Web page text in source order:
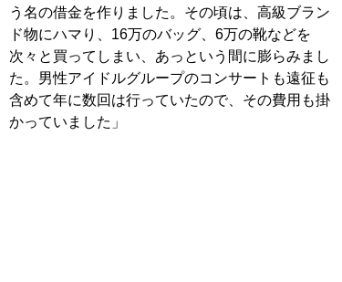
う名の借金を作りました。その頃は、高級ブラン
ド物にハマり、16万のバッグ、6万の靴などを
次々と買ってしまい、あっという間に膨らみまし
た。男性アイドルグループのコンサートも遠征も
含めて年に数回は行っていたので、その費用も掛
かっていました」